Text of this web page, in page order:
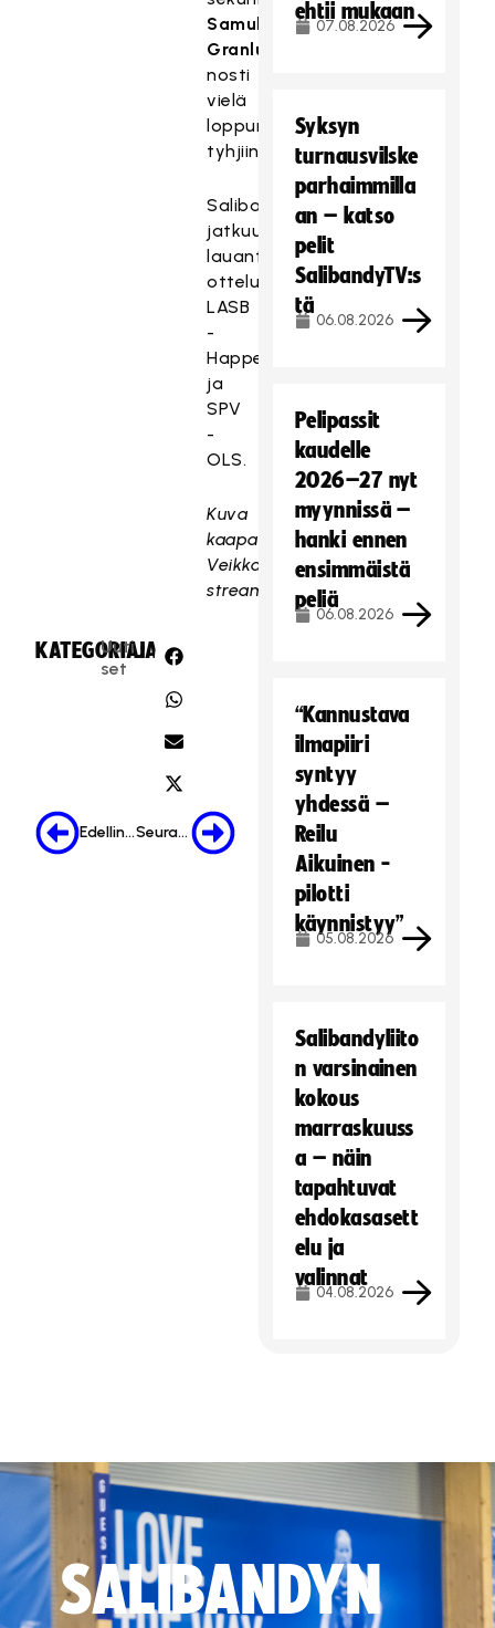
Samuli
Granlund
nosti
vielä
loppunumerot
tyhjiin.
Salibandyliiga
jatkuu
lauantaina
otteluilla
LASB
-
Happee
ja
SPV
-
OLS.
Kuva
kaapattu
VeikkausTV:n
streamista
KATEGORIA:
Uuti
set
JAA:
Edellinen Seuraava
ehtii mukaan
07.08.2026
Syksyn
turnausvilske
parhaimmilla
an – katso
pelit
SalibandyTV:s
tä
06.08.2026
Pelipassit
kaudelle
2026–27 nyt
myynnissä –
hanki ennen
ensimmäistä
peliä
06.08.2026
“Kannustava
ilmapiiri
syntyy
yhdessä –
Reilu
Aikuinen -
pilotti
käynnistyy”
05.08.2026
Salibandyliito
n varsinainen
kokous
marraskuuss
a – näin
tapahtuvat
ehdokasasett
elu ja
valinnat
04.08.2026
SALIBANDYN